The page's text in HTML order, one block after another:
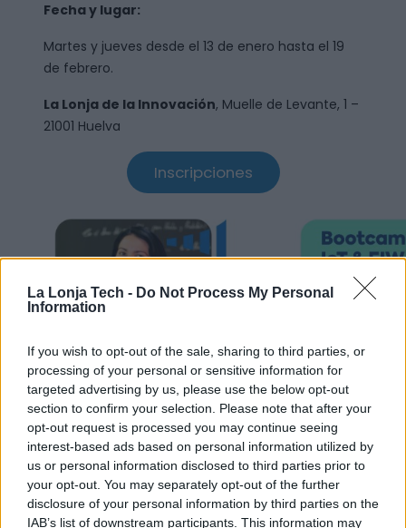
La Lonja Tech - Do Not Process My Personal
Information
If you wish to opt-out of the sale, sharing to third parties, or
processing of your personal or sensitive information for
targeted advertising by us, please use the below opt-out
section to confirm your selection. Please note that after your
opt-out request is processed you may continue seeing
interest-based ads based on personal information utilized by
us or personal information disclosed to third parties prior to
your opt-out. You may separately opt-out of the further
disclosure of your personal information by third parties on the
IAB’s list of downstream participants. This information may
Fecha y lugar:
Martes y jueves desde el 13 de enero hasta el 19
de febrero.
La Lonja de la Innovación, Muelle de Levante, 1 –
21001 Huelva
Inscripciones